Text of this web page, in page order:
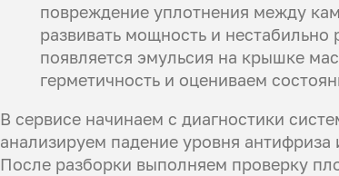
повреждение уплотнения между
развивать мощность и
появляется эмульсия на крышке
герметичность и оцениваем
В сервисе начинаем с диагностики
анализируем падение уровня
После разборки выполняем проверку